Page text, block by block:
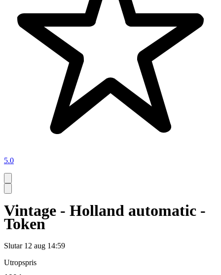
5.0
Vintage - Holland automatic -
Token
Slutar 12 aug 14:59
Utropspris